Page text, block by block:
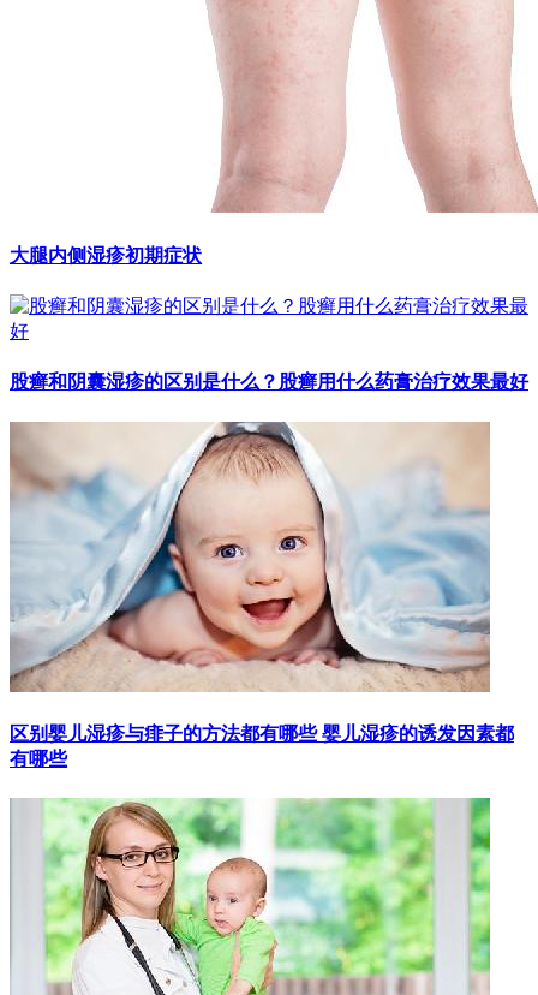
大腿内侧湿疹初期症状
股癣和阴囊湿疹的区别是什么？股癣用什么药膏治疗效果最好
区别婴儿湿疹与痱子的方法都有哪些 婴儿湿疹的诱发因素都
有哪些